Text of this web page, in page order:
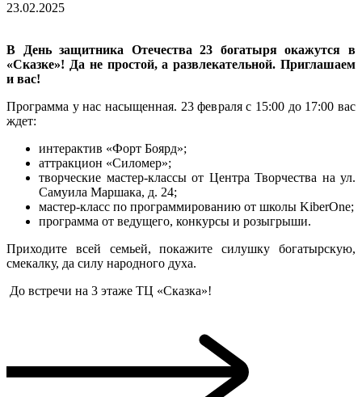
23.02.2025
В День защитника Отечества 23 богатыря окажутся в
«Сказке»! Да не простой, а развлекательной. Приглашаем
и вас!
Программа у нас насыщенная. 23 февраля с 15:00 до 17:00 вас
ждет:
интерактив «Форт Боярд»;
аттракцион «Силомер»;
творческие мастер-классы от Центра Творчества на ул.
Самуила Маршака, д. 24;
мастер-класс по программированию от школы KiberOne;
программа от ведущего, конкурсы и розыгрыши.
Приходите всей семьей, покажите силушку богатырскую,
смекалку, да силу народного духа.
До встречи на 3 этаже ТЦ «Сказка»!